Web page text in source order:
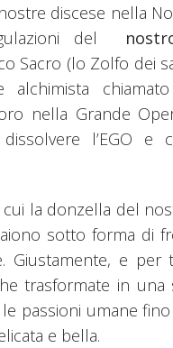
discese nella
del
Sacro (lo Zolfo dei
chiamato
nella Grande
l’EGO e
cui la donzella del
sotto forma di
Giustamente, e
trasformate in
passioni umane
e bella.